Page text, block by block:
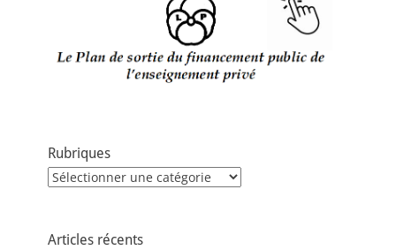
Rubriques
Rubriques
Articles récents